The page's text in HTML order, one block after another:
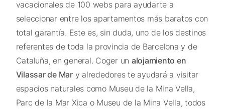
vacacionales de 100 webs para ayudarte a
seleccionar entre los apartamentos más baratos con
total garantía. Este es, sin duda, uno de los destinos
referentes de toda la provincia de Barcelona y de
Cataluña, en general. Coger un alojamiento en
Vilassar de Mary alrededores te ayudará a visitar
espacios naturales como Museu de la Mina Vella,
Parc de la Mar Xica o Museu de la Mina Vella, todos